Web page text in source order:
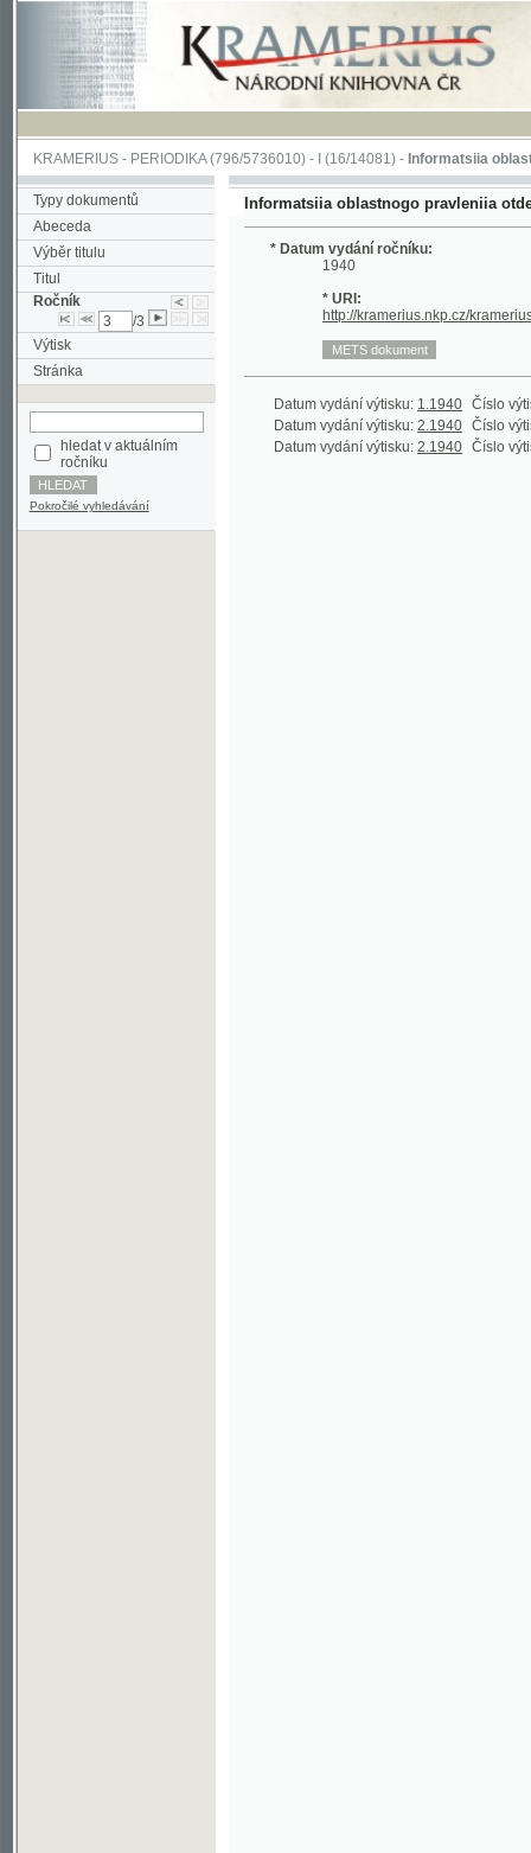
KRAMERIUS-PERIODIKA(796/5736010) -I(16/14081) -Informatsiia oblastnogo
Typy dokumentů
Abeceda
Výběr titulu
Titul
Ročník
/3
Výtisk
Stránka
hledat v aktuálním
Pokročilé vyhledávání
Informatsiia oblastnogo pravleniia otdela
* Datum vydání ročníku:
1940
* URI:
Datum vydání výtisku:2.1940 Číslo výtisku:31